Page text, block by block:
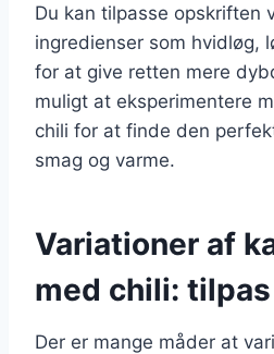
Du kan tilpasse opskriften
ingredienser som hvidløg,
for at give retten mere
muligt at eksperimentere
chili for at finde den
smag og varme.
Variationer af
med chili:
Der er mange måder at